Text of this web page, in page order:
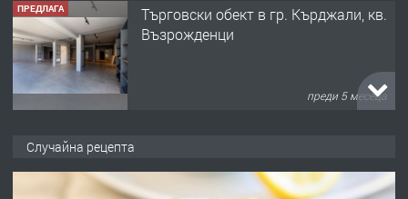
ПРЕДЛАГА
Tърговски обект в гр. Кърджали, кв.
Възрожденци
преди 5 месеца
Случайна рецепта